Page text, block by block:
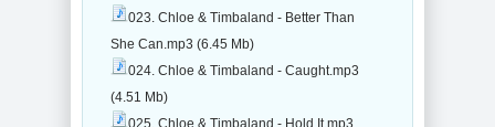
023. Chloe & Timbaland - Better Than
She Can.mp3 (6.45 Mb)
024. Chloe & Timbaland - Caught.mp3
(4.51 Mb)
025. Chloe & Timbaland - Hold It.mp3